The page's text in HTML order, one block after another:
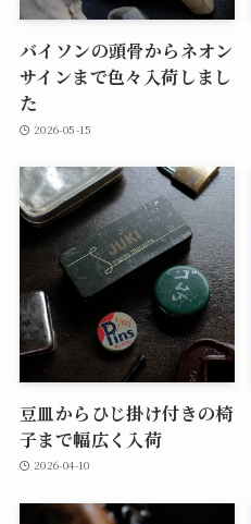
バイソンの頭骨からネオン
サインまで色々入荷しまし
た
2026-05-15
豆皿からひじ掛け付きの椅
子まで幅広く入荷
2026-04-10